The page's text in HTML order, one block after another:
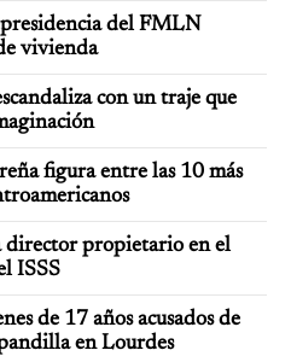
del FMLN
vivienda
con un traje que
figura entre las 10 más
director propietario en el
ISSS
de 17 años acusados de
en Lourdes